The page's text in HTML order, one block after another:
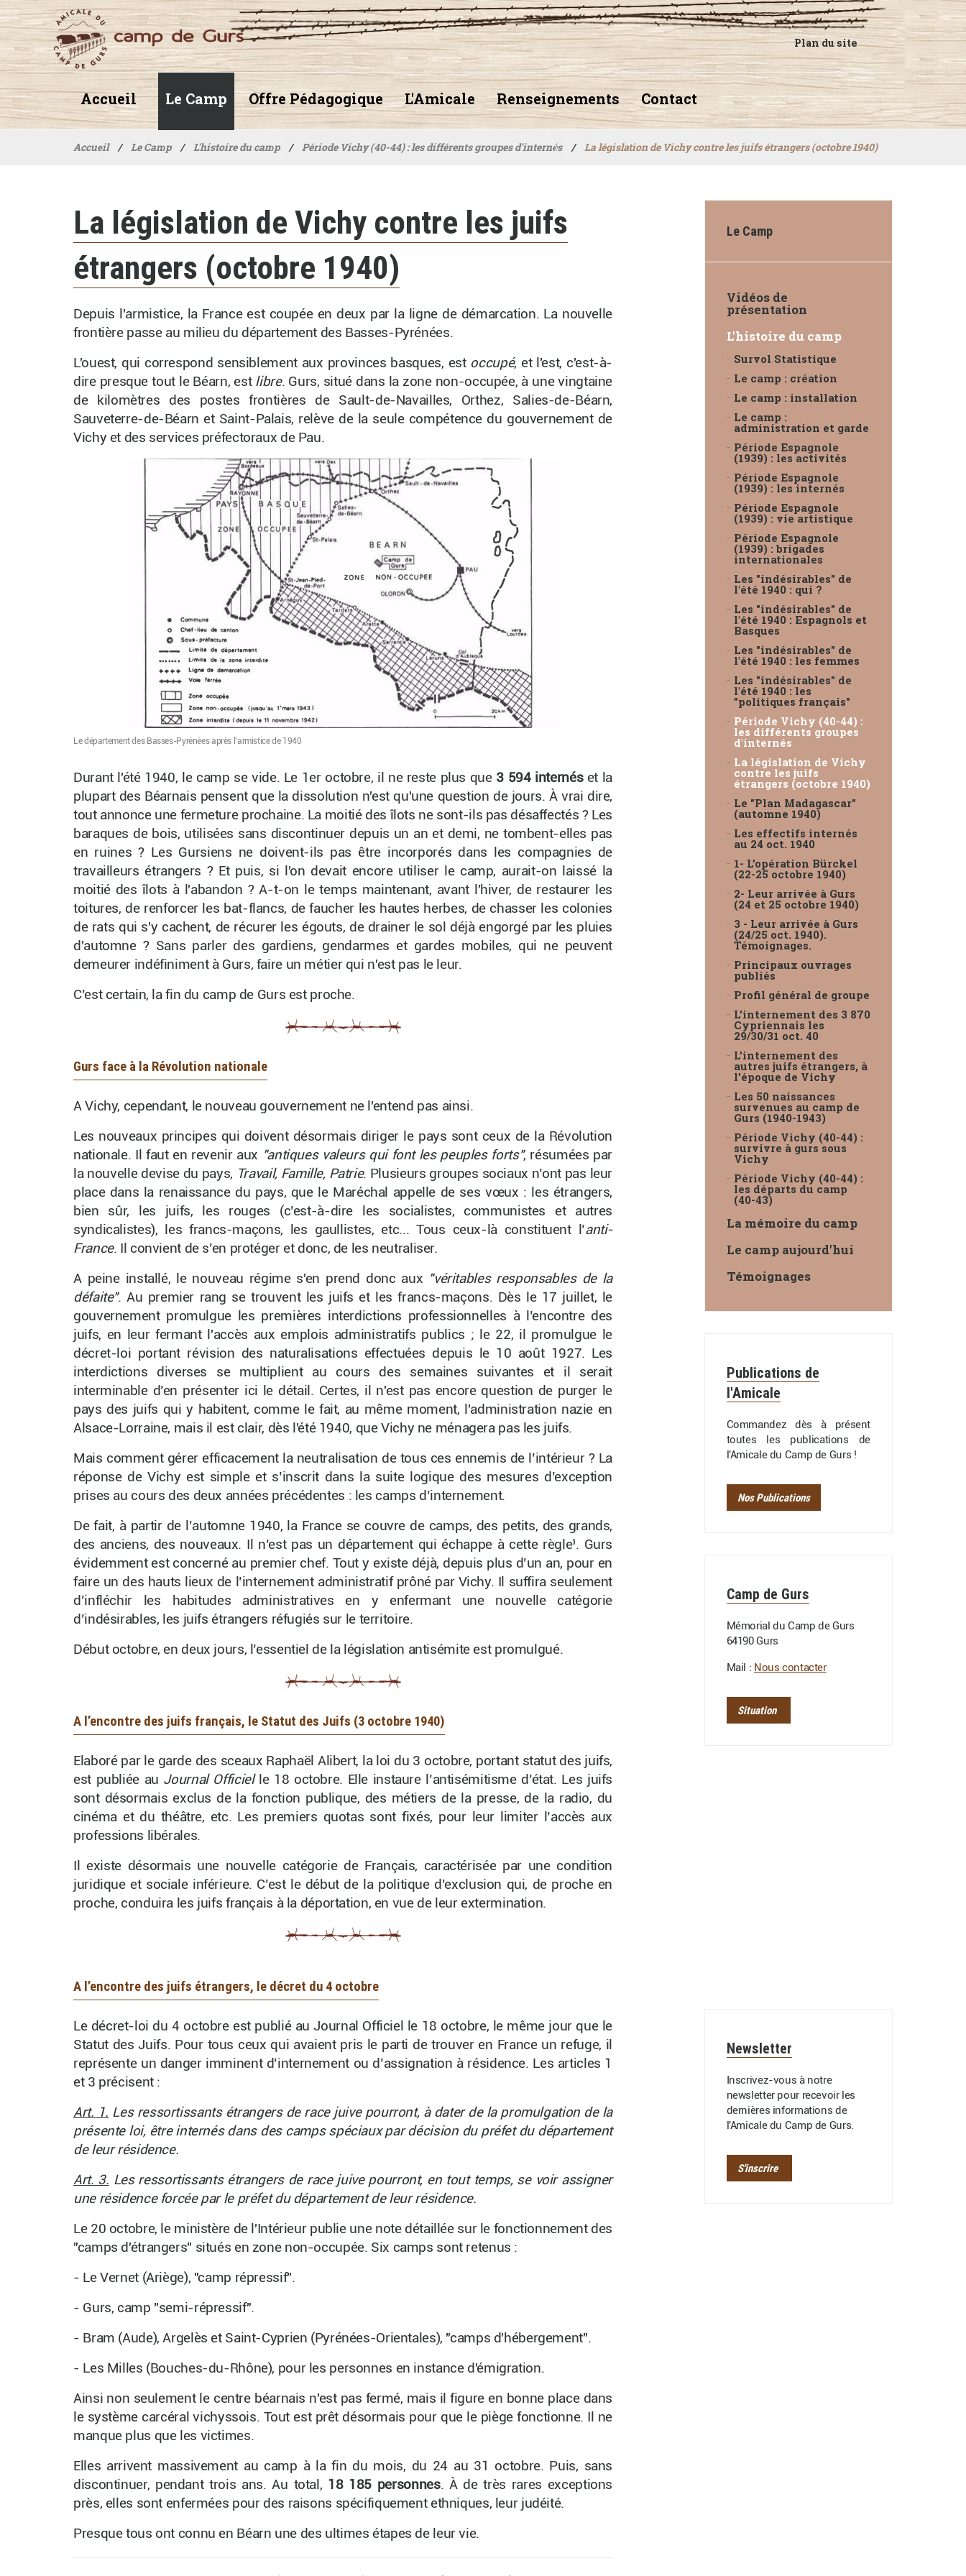
Accueil Le Camp Offre Pédagogique L'Amicale Renseignements Contact
Plan du site
Accueil / Le Camp / L'histoire du camp / Période Vichy (40-44) : les différents groupes d'internés / La législation de Vichy contre les juifs étrangers (octobre 1940)
La législation de Vichy contre les juifs
étrangers (octobre 1940)
Depuis l'armistice, la France est coupée en deux par la ligne de démarcation. La nouvelle
frontière passe au milieu du département des Basses-Pyrénées.
L'ouest, qui correspond sensiblement aux provinces basques, est occupé, et l'est, c'est-à-
dire presque tout le Béarn, est libre. Gurs, situé dans la zone non-occupée, à une vingtaine
de kilomètres des postes frontières de Sault-de-Navailles, Orthez, Salies-de-Béarn,
Sauveterre-de-Béarn et Saint-Palais, relève de la seule compétence du gouvernement de
Vichy et des services préfectoraux de Pau.
Le département des Basses-Pyrénées après l’armistice de 1940
Durant l'été 1940, le camp se vide. Le 1er octobre, il ne reste plus que 3 594 internéset la
plupart des Béarnais pensent que la dissolution n'est qu'une question de jours. À vrai dire,
tout annonce une fermeture prochaine. La moitié des îlots ne sont-ils pas désaffectés ? Les
baraques de bois, utilisées sans discontinuer depuis un an et demi, ne tombent-elles pas
en ruines ? Les Gursiens ne doivent-ils pas être incorporés dans les compagnies de
travailleurs étrangers ? Et puis, si l'on devait encore utiliser le camp, aurait-on laissé la
moitié des îlots à l'abandon ? A-t-on le temps maintenant, avant l'hiver, de restaurer les
toitures, de renforcer les bat-flancs, de faucher les hautes herbes, de chasser les colonies
de rats qui s'y cachent, de récurer les égouts, de drainer le sol déjà engorgé par les pluies
d'automne ? Sans parler des gardiens, gendarmes et gardes mobiles, qui ne peuvent
demeurer indéfiniment à Gurs, faire un métier qui n'est pas le leur.
C’est certain, la fin du camp de Gurs est proche.
Gurs face à la Révolution nationale
A Vichy, cependant, le nouveau gouvernement ne l'entend pas ainsi.
Les nouveaux principes qui doivent désormais diriger le pays sont ceux de la Révolution
nationale. Il faut en revenir aux "antiques valeurs qui font les peuples forts", résumées par
la nouvelle devise du pays, Travail, Famille, Patrie. Plusieurs groupes sociaux n’ont pas leur
place dans la renaissance du pays, que le Maréchal appelle de ses vœux : les étrangers,
bien sûr, les juifs, les rouges (c’est-à-dire les socialistes, communistes et autres
syndicalistes), les francs-maçons, les gaullistes, etc... Tous ceux-là constituent l’anti-
France. Il convient de s’en protéger et donc, de les neutraliser.
A peine installé, le nouveau régime s'en prend donc aux "véritables responsables de la
défaite". Au premier rang se trouvent les juifs et les francs-maçons. Dès le 17 juillet, le
gouvernement promulgue les premières interdictions professionnelles à l’encontre des
juifs, en leur fermant l'accès aux emplois administratifs publics ; le 22, il promulgue le
décret-loi portant révision des naturalisations effectuées depuis le 10 août 1927. Les
interdictions diverses se multiplient au cours des semaines suivantes et il serait
interminable d’en présenter ici le détail. Certes, il n'est pas encore question de purger le
pays des juifs qui y habitent, comme le fait, au même moment, l'administration nazie en
Alsace-Lorraine, mais il est clair, dès l'été 1940, que Vichy ne ménagera pas les juifs.
Mais comment gérer efficacement la neutralisation de tous ces ennemis de l’intérieur ? La
réponse de Vichy est simple et s’inscrit dans la suite logique des mesures d’exception
prises au cours des deux années précédentes : les camps d’internement.
De fait, à partir de l’automne 1940, la France se couvre de camps, des petits, des grands,
des anciens, des nouveaux. Il n’est pas un département qui échappe à cette règle¹. Gurs
évidemment est concerné au premier chef. Tout y existe déjà, depuis plus d’un an, pour en
faire un des hauts lieux de l’internement administratif prôné par Vichy. Il suffira seulement
d’infléchir les habitudes administratives en y enfermant une nouvelle catégorie
d’indésirables, les juifs étrangers réfugiés sur le territoire.
Début octobre, en deux jours, l’essentiel de la législation antisémite est promulgué.
A l’encontre des juifs français, le Statut des Juifs (3 octobre 1940)
Elaboré par le garde des sceaux Raphaël Alibert, la loi du 3 octobre, portant statut des juifs,
est publiée au Journal Officielle 18 octobre. Elle instaure l’antisémitisme d’état. Les juifs
sont désormais exclus de la fonction publique, des métiers de la presse, de la radio, du
cinéma et du théâtre, etc. Les premiers quotas sont fixés, pour leur limiter l’accès aux
professions libérales.
Il existe désormais une nouvelle catégorie de Français, caractérisée par une condition
juridique et sociale inférieure. C’est le début de la politique d’exclusion qui, de proche en
proche, conduira les juifs français à la déportation, en vue de leur extermination.
A l’encontre des juifs étrangers, le décret du 4 octobre
Le décret-loi du 4 octobre est publié au Journal Officiel le 18 octobre, le même jour que le
Statut des Juifs. Pour tous ceux qui avaient pris le parti de trouver en France un refuge, il
représente un danger imminent d’internement ou d’assignation à résidence. Les articles 1
et 3 précisent :
Art. 1. Les ressortissants étrangers de race juive pourront, à dater de la promulgation de la
présente loi, être internés dans des camps spéciaux par décision du préfet du département
de leur résidence.
Art. 3. Les ressortissants étrangers de race juive pourront, en tout temps, se voir assigner
une résidence forcée par le préfet du département de leur résidence.
Le 20 octobre, le ministère de l'Intérieur publie une note détaillée sur le fonctionnement des
"camps d'étrangers" situés en zone non-occupée. Six camps sont retenus :
- Le Vernet (Ariège), "camp répressif".
- Gurs, camp "semi-répressif".
- Bram (Aude), Argelès et Saint-Cyprien (Pyrénées-Orientales), "camps d'hébergement".
- Les Milles (Bouches-du-Rhône), pour les personnes en instance d'émigration.
Ainsi non seulement le centre béarnais n'est pas fermé, mais il figure en bonne place dans
le système carcéral vichyssois. Tout est prêt désormais pour que le piège fonctionne. Il ne
manque plus que les victimes.
Elles arrivent massivement au camp à la fin du mois, du 24 au 31 octobre. Puis, sans
discontinuer, pendant trois ans. Au total, 18 185 personnes. À de très rares exceptions
près, elles sont enfermées pour des raisons spécifiquement ethniques, leur judéité.
Presque tous ont connu en Béarn une des ultimes étapes de leur vie.
Le Camp
Vidéos de
présentation
L'histoire du camp
Survol Statistique
Le camp : création
Le camp : installation
Le camp :
administration et garde
Période Espagnole
(1939) : les activités
Période Espagnole
(1939) : les internés
Période Espagnole
(1939) : vie artistique
Période Espagnole
(1939) : brigades
internationales
Les "indésirables" de
l'été 1940 : qui ?
Les "indésirables" de
l'été 1940 : Espagnols et
Basques
Les "indésirables" de
l'été 1940 : les femmes
Les "indésirables" de
l'été 1940 : les
"politiques français"
Période Vichy (40-44) :
les différents groupes
d'internés
La législation de Vichy
contre les juifs
étrangers (octobre 1940)
Le "Plan Madagascar"
(automne 1940)
Les effectifs internés
au 24 oct. 1940
1- L’opération Bürckel
(22-25 octobre 1940)
2- Leur arrivée à Gurs
(24 et 25 octobre 1940)
3 - Leur arrivée à Gurs
(24/25 oct. 1940).
Témoignages.
Principaux ouvrages
publiés
Profil général de groupe
L’internement des 3 870
Cypriennais les
29/30/31 oct. 40
L’internement des
autres juifs étrangers, à
l’époque de Vichy
Les 50 naissances
survenues au camp de
Gurs (1940-1943)
Période Vichy (40-44) :
survivre à gurs sous
Vichy
Période Vichy (40-44) :
les départs du camp
(40-43)
La mémoire du camp
Le camp aujourd'hui
Témoignages
Publications de
l'Amicale
Commandez dès à présent
toutes les publications de
l'Amicale du Camp de Gurs !
Nos Publications
Camp de Gurs
Mémorial du Camp de Gurs
64190 Gurs
Mail : Nous contacter
Situation
Newsletter
Inscrivez-vous à notre
newsletter pour recevoir les
dernières informations de
l'Amicale du Camp de Gurs.
S'inscrire